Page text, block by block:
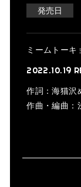
発売日
ミームトーキ
2022.10.19
作詞：海猫沢
作曲・編曲：